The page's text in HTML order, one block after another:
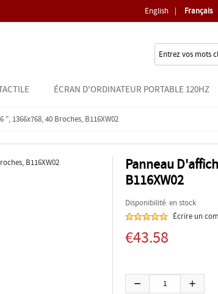
English | Français
ÉCRAN D'ORDINATEUR PORTABLE 120HZ
1366x768, 40 Broches, B116XW02
Panneau
B116XW02
Disponibilité: en stock
Écrire un
€43.58